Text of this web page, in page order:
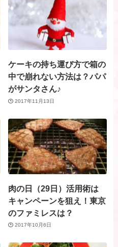
ケーキの持ち運び方で箱の
中で崩れない方法は？パパ
がサンタさん♪
2017年11月13日
肉の日（29日）活用術は
キャンペーンを狙え！東京
のファミレスは？
2017年10月6日